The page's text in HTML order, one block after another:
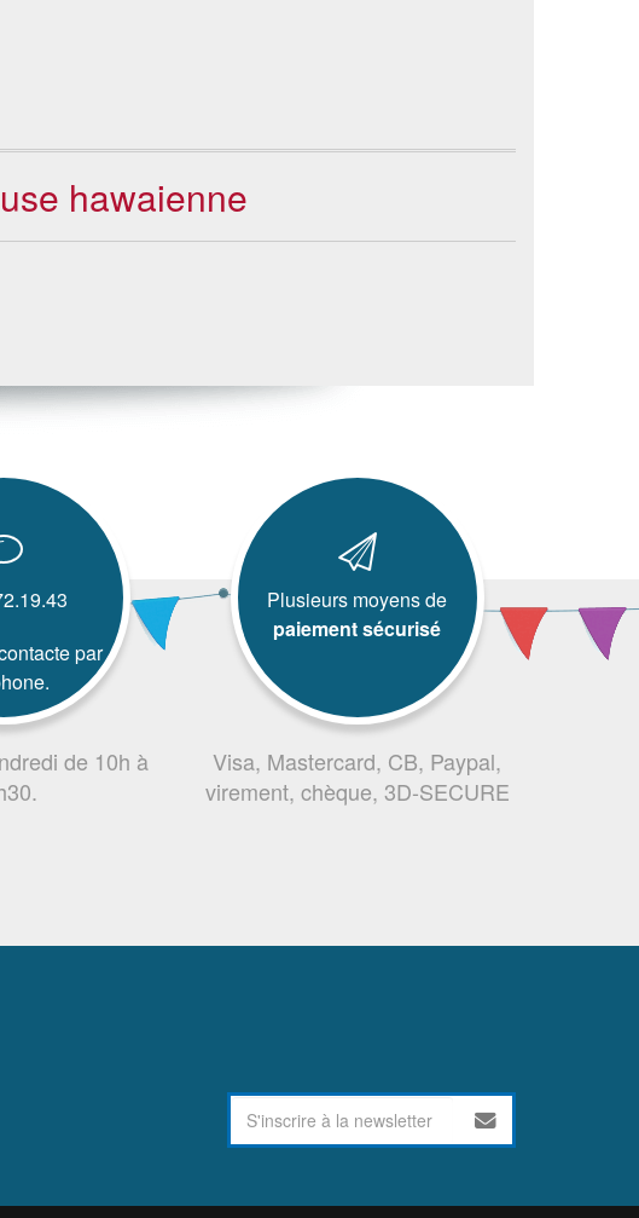
hawaienne
par
de 10h à
Plusieurs moyens de
paiement sécurisé
Visa, Mastercard, CB, Paypal,
virement, chèque, 3D-SECURE